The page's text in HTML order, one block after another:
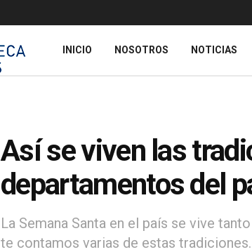
INICIO NOSOTROS NOTICIAS
Así se viven las
departamentos del
La Semana Santa en el país se vive
te contamos varias de estas tradiciones.